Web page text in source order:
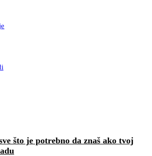
što je potrebno da znaš ako tvoj